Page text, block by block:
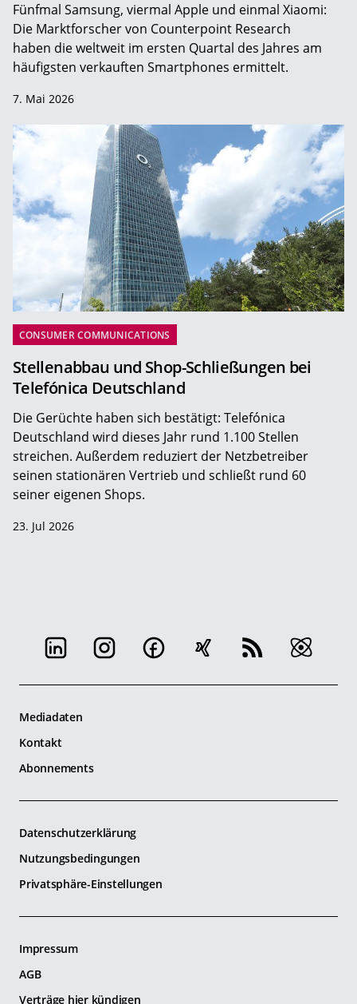
Fünfmal Samsung, viermal Apple und einmal Xiaomi:
Die Marktforscher von Counterpoint Research
haben die weltweit im ersten Quartal des Jahres am
häufigsten verkauften Smartphones ermittelt.
7. Mai 2026
CONSUMER COMMUNICATIONS
Stellenabbau und Shop-Schließungen bei
Telefónica Deutschland
Die Gerüchte haben sich bestätigt: Telefónica
Deutschland wird dieses Jahr rund 1.100 Stellen
streichen. Außerdem reduziert der Netzbetreiber
seinen stationären Vertrieb und schließt rund 60
seiner eigenen Shops.
23. Jul 2026
Mediadaten
Kontakt
Abonnements
Datenschutzerklärung
Nutzungsbedingungen
Privatsphäre-Einstellungen
Impressum
AGB
Verträge hier kündigen